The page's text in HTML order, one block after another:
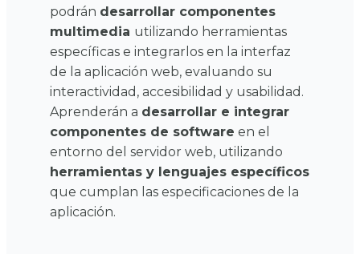
podrán desarrollar componentes
multimedia utilizando herramientas
específicas e integrarlos en la interfaz
de la aplicación web, evaluando su
interactividad, accesibilidad y usabilidad.
Aprenderán a desarrollar e integrar
componentes de software en el
entorno del servidor web, utilizando
herramientas y lenguajes específicos
que cumplan las especificaciones de la
aplicación.